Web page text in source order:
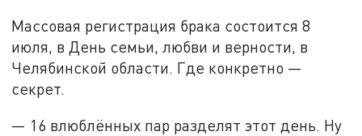
Массовая регистрация брака состоится 8
июля, в День семьи, любви и верности, в
Челябинской области. Где конкретно —
секрет.
— 16 влюблённых пар разделят этот день. Ну